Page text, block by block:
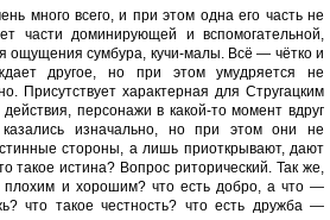
много всего, и при этом одна его часть не
части доминирующей и вспомогательной,
ощущения сумбура, кучи-малы. Всё — чётко и
другое, но при этом умудряется не
Присутствует характерная для Стругацким
персонажи в какой-то момент вдруг
изначально, но при этом они не
стороны, а лишь приоткрывают, дают
такое истина? Вопрос риторический. Так же,
плохим и хорошим? что есть добро, а что —
что такое честность? что есть дружба —